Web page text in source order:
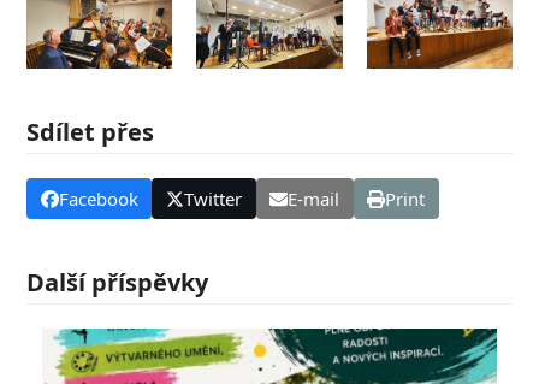
Sdílet přes
Facebook Twitter E-mail Print
Další příspěvky